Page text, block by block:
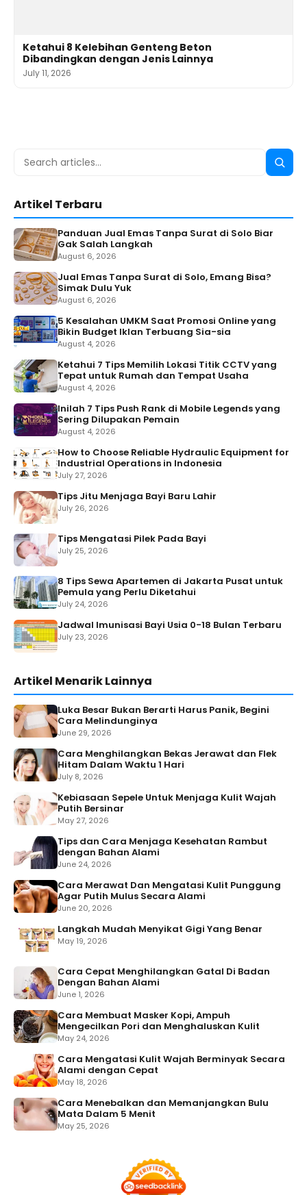
Ketahui 8 Kelebihan Genteng Beton
Dibandingkan dengan Jenis Lainnya
July 11, 2026
Search
Search
Artikel Terbaru
Panduan Jual Emas Tanpa Surat di Solo Biar
Gak Salah Langkah
August 6, 2026
Jual Emas Tanpa Surat di Solo, Emang Bisa?
Simak Dulu Yuk
August 6, 2026
5 Kesalahan UMKM Saat Promosi Online yang
Bikin Budget Iklan Terbuang Sia-sia
August 4, 2026
Ketahui 7 Tips Memilih Lokasi Titik CCTV yang
Tepat untuk Rumah dan Tempat Usaha
August 4, 2026
Inilah 7 Tips Push Rank di Mobile Legends yang
Sering Dilupakan Pemain
August 4, 2026
How to Choose Reliable Hydraulic Equipment for
Industrial Operations in Indonesia
July 27, 2026
Tips Jitu Menjaga Bayi Baru Lahir
July 26, 2026
Tips Mengatasi Pilek Pada Bayi
July 25, 2026
8 Tips Sewa Apartemen di Jakarta Pusat untuk
Pemula yang Perlu Diketahui
July 24, 2026
Jadwal Imunisasi Bayi Usia 0-18 Bulan Terbaru
July 23, 2026
Artikel Menarik Lainnya
Luka Besar Bukan Berarti Harus Panik, Begini
Cara Melindunginya
June 29, 2026
Cara Menghilangkan Bekas Jerawat dan Flek
Hitam Dalam Waktu 1 Hari
July 8, 2026
Kebiasaan Sepele Untuk Menjaga Kulit Wajah
Putih Bersinar
May 27, 2026
Tips dan Cara Menjaga Kesehatan Rambut
dengan Bahan Alami
June 24, 2026
Cara Merawat Dan Mengatasi Kulit Punggung
Agar Putih Mulus Secara Alami
June 20, 2026
Langkah Mudah Menyikat Gigi Yang Benar
May 19, 2026
Cara Cepat Menghilangkan Gatal Di Badan
Dengan Bahan Alami
June 1, 2026
Cara Membuat Masker Kopi, Ampuh
Mengecilkan Pori dan Menghaluskan Kulit
May 24, 2026
Cara Mengatasi Kulit Wajah Berminyak Secara
Alami dengan Cepat
May 18, 2026
Cara Menebalkan dan Memanjangkan Bulu
Mata Dalam 5 Menit
May 25, 2026